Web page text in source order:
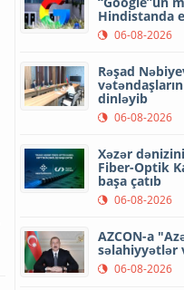
Hindistanda
06-08-2026
Rəşad
dinləyib
06-08-2026
Xəzər
Fiber-Optik
başa çatıb
06-08-2026
AZCON-a
səlahiyyətlər
06-08-2026